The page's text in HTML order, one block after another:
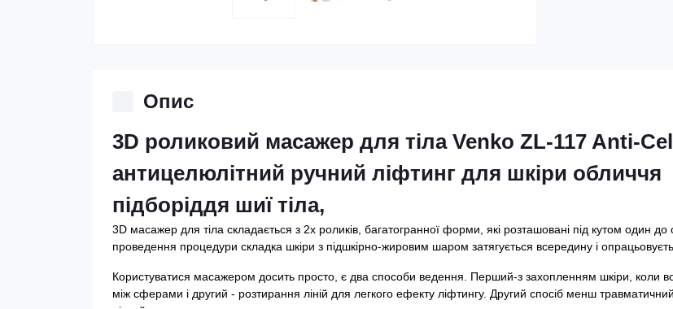
Опис
3D роликовий масажер для тіла Venko ZL-117 Anti-
антицелюлітний ручний ліфтинг для шкіри обличчя
підборіддя шиї тіла,
3D масажер для тіла складається з 2х роликів, багатогранної форми, які розташовані під кутом один до
проведення процедури складка шкіри з підшкірно-жировим шаром затягується всередину і
Користуватися масажером досить просто, є два способи ведення. Перший-з захопленням шкіри, коли
між сферами і другий - розтирання ліній для легкого ефекту ліфтингу. Другий спосіб менш